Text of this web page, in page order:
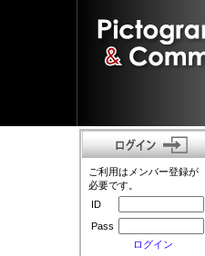
ご利用はメンバー登録が
必要です。
ID
Pass
ログイン